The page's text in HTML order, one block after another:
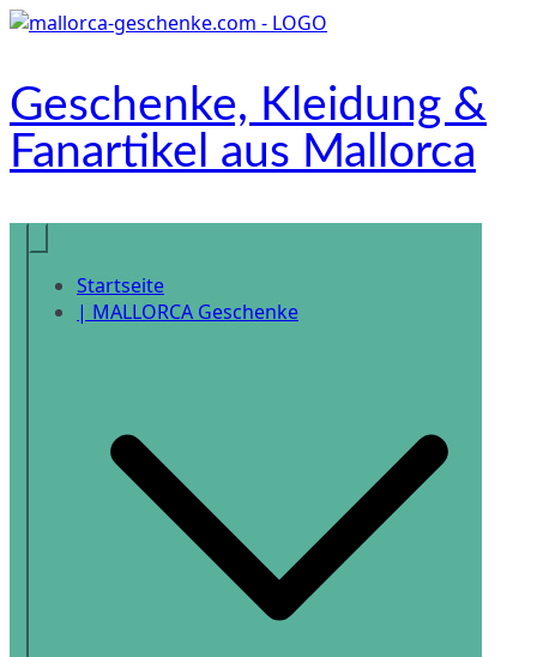
Zum
Geschenke, Kleidung &
Fanartikel aus Mallorca
Onlineshop
Startseite
| MALLORCA Geschenke